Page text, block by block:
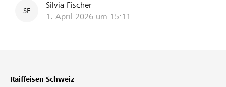
SF
Silvia Fischer
1. April 2026 um 15:11
Raiffeisen Schweiz